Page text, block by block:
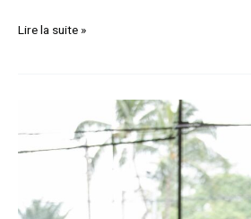
Lire la suite »
continue
sur